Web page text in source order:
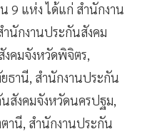
9 แห่ง ได้แก่ สำนักงาน
นักงานประกันสังคม
คมจังหวัดพิจิตร,
ธานี, สำนักงานประกัน
สังคมจังหวัดนครปฐม,
านี, สำนักงานประกัน